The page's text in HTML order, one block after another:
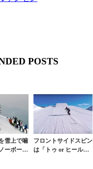
POSTS
雪上で噛
ーボーダ
フロントサイドスピン
は「トゥ or ヒール」